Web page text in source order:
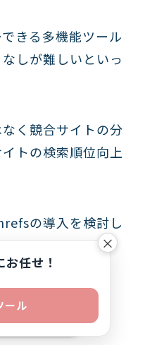
きる多機能ツール
しが難しいといっ
く競合サイトの分
トの検索順位向上
の導入を検討し
集団」
×
任せ！
ール